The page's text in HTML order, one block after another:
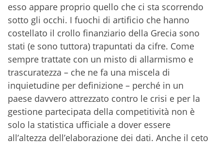
esso appare proprio quello che ci sta scorrendo
sotto gli occhi. I fuochi di artificio che hanno
costellato il crollo finanziario della Grecia sono
stati (e sono tuttora) trapuntati da cifre. Come
sempre trattate con un misto di allarmismo e
trascuratezza – che ne fa una miscela di
inquietudine per definizione – perché in un
paese davvero attrezzato contro le crisi e per la
gestione partecipata della competitività non è
solo la statistica ufficiale a dover essere
all’altezza dell’elaborazione dei dati. Anche il ceto